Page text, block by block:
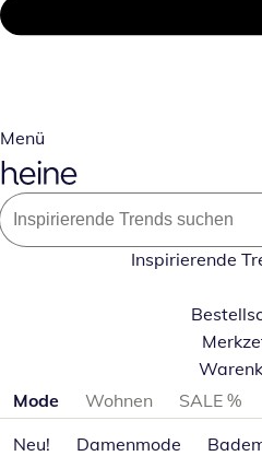
Menü
Inspirierende
Produktkategorien
Mode Wohnen SALE %
Neu!
Damenmode